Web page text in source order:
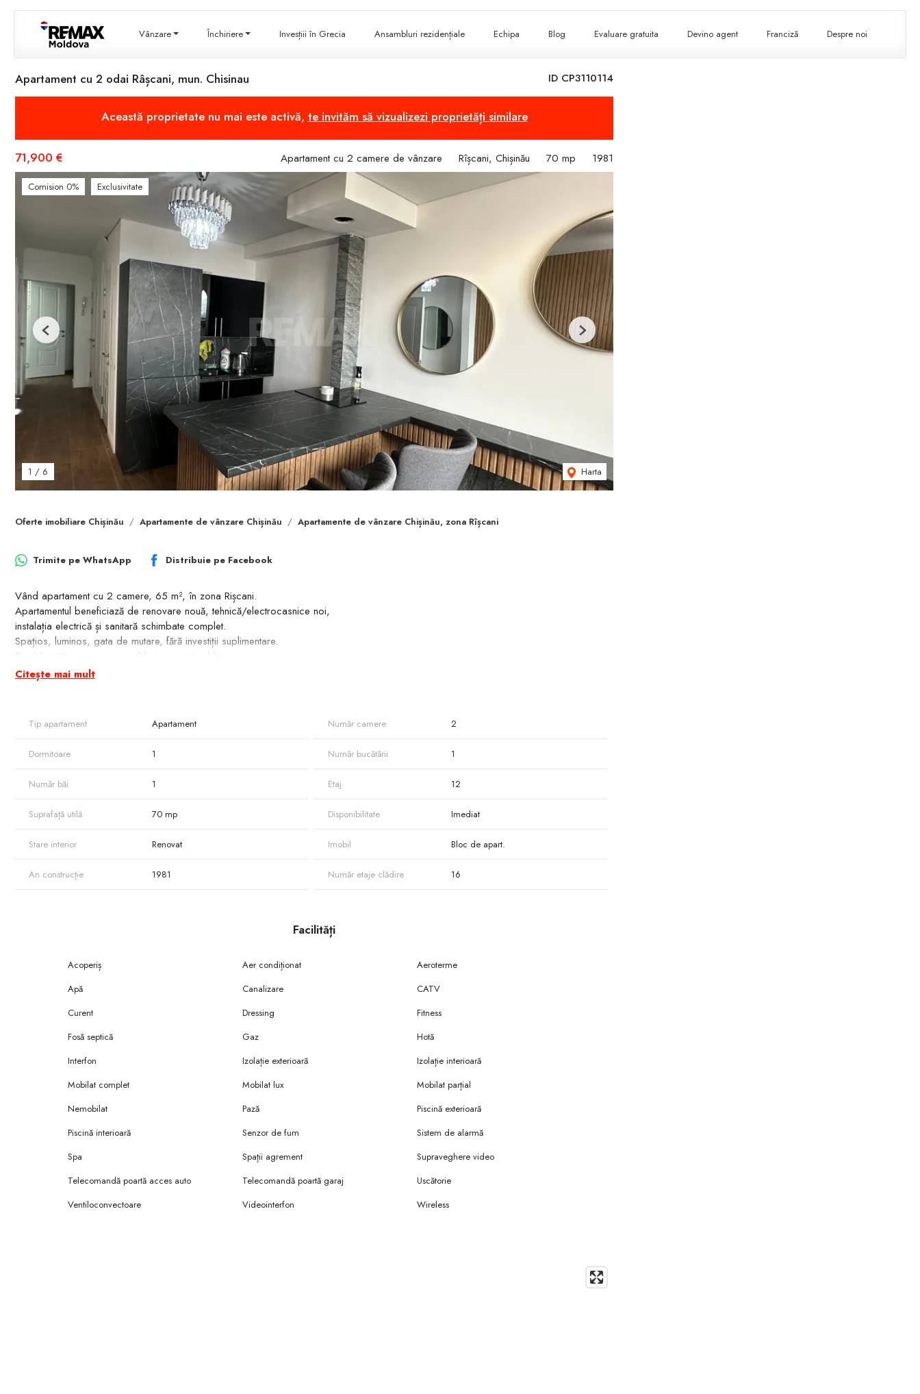
Vânzare Închiriere Invesțiii în Grecia Ansambluri rezidențiale Echipa Blog Evaluare gratuita Devino agent Franciză Despre noi
ID CP3110114
Apartament cu 2 odai Râșcani, mun. Chisinau
Această proprietate nu mai este activă, te invităm să vizualizezi proprietăți similare
71,900 € Apartament cu 2 camere de vânzare Rîșcani, Chișinău 70 mp 1981
Comision 0% Exclusivitate
1 / 6 Harta
Previous Next
Oferte imobiliare Chișinău Apartamente de vânzare Chișinău Apartamente de vânzare Chișinău, zona Rîșcani
Trimite pe WhatsApp Distribuie pe Facebook
Vând apartament cu 2 camere, 65 m², în zona Rișcani.
Apartamentul beneficiază de renovare nouă, tehnică/electrocasnice noi,
instalația electrică și sanitară schimbate complet.
Spațios, luminos, gata de mutare, fără investiții suplimentare.
Zonă liniștită, cu acces rapid la transport public și magazine.
Detalii la telefon.
Citește mai mult
Tip apartament Apartament Număr camere 2
Dormitoare 1 Număr bucătării 1
Număr băi 1 Etaj 12
Suprafață utilă 70 mp Disponibilitate Imediat
Stare interior Renovat Imobil Bloc de apart.
An construcție 1981 Număr etaje clădire 16
Facilități
Acoperiș Aer condiționat
Aeroterme
Apă
Canalizare
CATV
Curent
Dressing
Fitness
Fosă septică
Gaz
Hotă
Interfon
Izolație exterioară
Izolație interioară
Mobilat complet
Mobilat lux
Mobilat parțial
Nemobilat
Pază
Piscină exterioară
Piscină interioară
Senzor de fum
Sistem de alarmă
Spa
Spații agrement
Supraveghere video
Telecomandă poartă acces auto
Telecomandă poartă garaj
Uscătorie
Ventiloconvectoare
Videointerfon Wireless